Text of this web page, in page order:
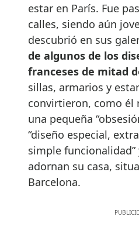
estar en París. Fue
calles, siendo aún
descubrió en sus
de algunos de los
franceses de mitad
sillas, armarios y
convirtieron, como él
una pequeña
“diseño especial,
simple funcionalidad”
adornan su casa,
Barcelona.